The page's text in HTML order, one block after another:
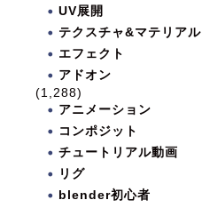
UV展開
テクスチャ&マテリアル
エフェクト
アドオン
(1,288)
アニメーション
コンポジット
チュートリアル動画
リグ
blender初心者